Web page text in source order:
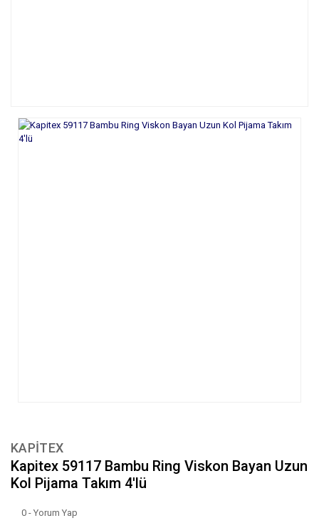
KAPİTEX
Kapitex 59117 Bambu Ring Viskon Bayan Uzun
Kol Pijama Takım 4'lü
0 - Yorum Yap